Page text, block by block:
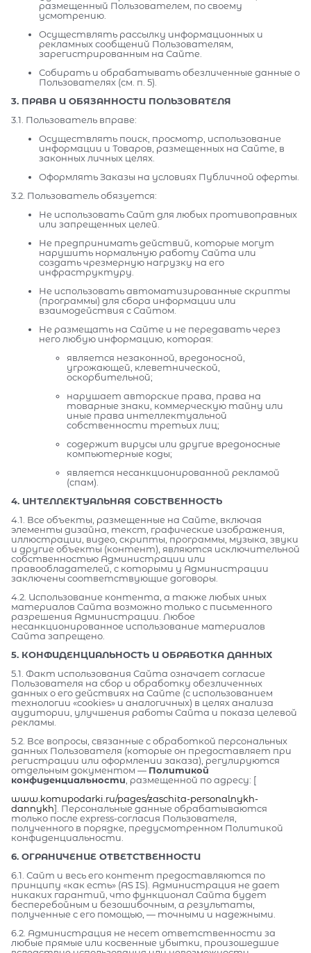
размещенный Пользователем, по своему
усмотрению.
Осуществлять рассылку информационных и
рекламных сообщений Пользователям,
зарегистрированным на Сайте.
Собирать и обрабатывать обезличенные данные о
Пользователях (см. п. 5).
3. ПРАВА И ОБЯЗАННОСТИ ПОЛЬЗОВАТЕЛЯ
3.1. Пользователь вправе:
Осуществлять поиск, просмотр, использование
информации и Товаров, размещенных на Сайте, в
законных личных целях.
Оформлять Заказы на условиях Публичной оферты.
3.2. Пользователь обязуется:
Не использовать Сайт для любых противоправных
или запрещенных целей.
Не предпринимать действий, которые могут
нарушить нормальную работу Сайта или
создать чрезмерную нагрузку на его
инфраструктуру.
Не использовать автоматизированные скрипты
(программы) для сбора информации или
взаимодействия с Сайтом.
Не размещать на Сайте и не передавать через
него любую информацию, которая:
является незаконной, вредоносной,
угрожающей, клеветнической,
оскорбительной;
нарушает авторские права, права на
товарные знаки, коммерческую тайну или
иные права интеллектуальной
собственности третьих лиц;
содержит вирусы или другие вредоносные
компьютерные коды;
является несанкционированной рекламой
(спам).
4. ИНТЕЛЛЕКТУАЛЬНАЯ СОБСТВЕННОСТЬ
4.1. Все объекты, размещенные на Сайте, включая
элементы дизайна, текст, графические изображения,
иллюстрации, видео, скрипты, программы, музыка, звуки
и другие объекты (контент), являются исключительной
собственностью Администрации или
правообладателей, с которыми у Администрации
заключены соответствующие договоры.
4.2. Использование контента, а также любых иных
материалов Сайта возможно только с письменного
разрешения Администрации. Любое
несанкционированное использование материалов
Сайта запрещено.
5. КОНФИДЕНЦИАЛЬНОСТЬ И ОБРАБОТКА ДАННЫХ
5.1. Факт использования Сайта означает согласие
Пользователя на сбор и обработку обезличенных
данных о его действиях на Сайте (с использованием
технологии «cookies» и аналогичных) в целях анализа
аудитории, улучшения работы Сайта и показа целевой
рекламы.
5.2. Все вопросы, связанные с обработкой персональных
данных Пользователя (которые он предоставляет при
регистрации или оформлении заказа), регулируются
отдельным документом — Политикой
конфиденциальности, размещенной по адресу: [
www.komupodarki.ru/pages/zaschita-personalnykh-
dannykh]. Персональные данные обрабатываются
только после express-согласия Пользователя,
полученного в порядке, предусмотренном Политикой
конфиденциальности.
6. ОГРАНИЧЕНИЕ ОТВЕТСТВЕННОСТИ
6.1. Сайт и весь его контент предоставляются по
принципу «как есть» (AS IS). Администрация не дает
никаких гарантий, что функционал Сайта будет
бесперебойным и безошибочным, а результаты,
полученные с его помощью, — точными и надежными.
6.2. Администрация не несет ответственности за
любые прямые или косвенные убытки, произошедшие